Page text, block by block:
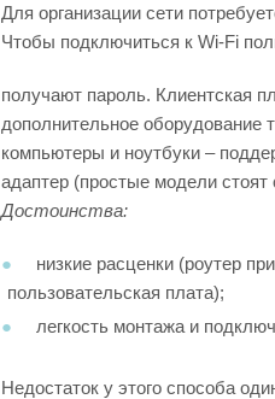
Для организации сети
Чтобы подключиться к Wi-Fi
получают пароль. Клиентская
дополнительное оборудование
компьютеры и ноутбуки –
адаптер (простые модели
Достоинства:
низкие расценки (роутер
пользовательская плата);
легкость монтажа и
Недостаток у этого способа